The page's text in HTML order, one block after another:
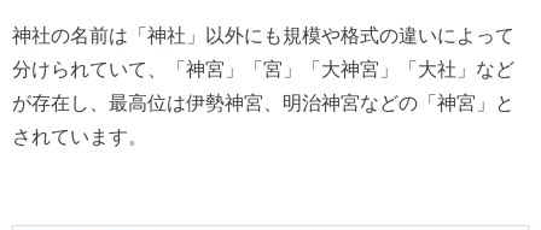
神社の名前は「神社」以外にも規模や格式の違いによって
分けられていて、「神宮」「宮」「大神宮」「大社」など
が存在し、最高位は伊勢神宮、明治神宮などの「神宮」と
されています。